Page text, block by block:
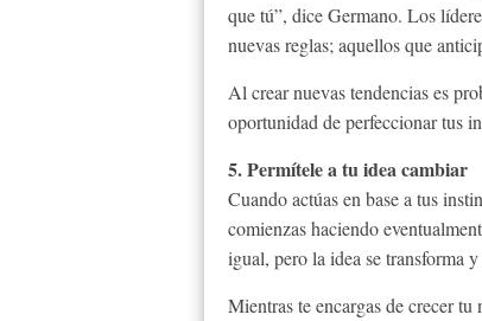
que tú”, dice Germano. Los
nuevas reglas; aquellos que
Al crear nuevas tendencias es
oportunidad de perfeccionar tus
5. Permítele a tu idea cambiar
Cuando actúas en base a tus
comienzas haciendo
igual, pero la idea se transforma
Mientras te encargas de crecer